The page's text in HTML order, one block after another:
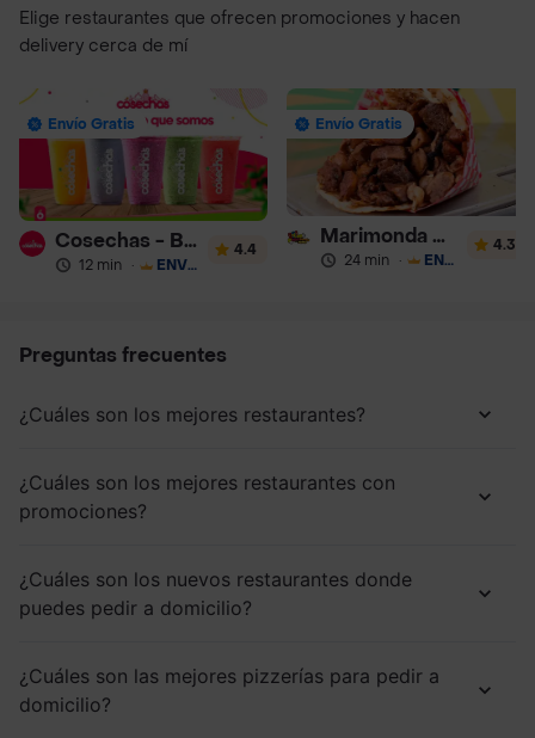
Elige restaurantes que ofrecen promociones y hacen
delivery cerca de mí
Envío Gratis
Cosechas - Batidos
12 min · ENVÍO GRATIS
4.4
Envío Gratis
Marimonda del Mono
24 min · ENVÍO GRATIS
4.3
Preguntas frecuentes
¿Cuáles son los mejores restaurantes?
¿Cuáles son los mejores restaurantes con
promociones?
¿Cuáles son los nuevos restaurantes donde
puedes pedir a domicilio?
¿Cuáles son las mejores pizzerías para pedir a
domicilio?